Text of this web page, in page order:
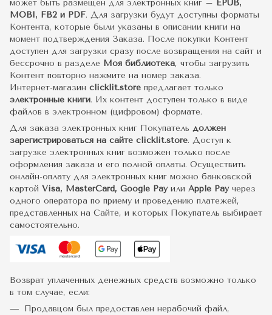
может быть размещен для электронных книг – EPUB,
MOBI, FB2 и PDF. Для загрузки будут доступны форматы
Контента, которые были указаны в описании книги на
момент подтверждения Заказа. После покупки Контент
доступен для загрузки сразу после возвращения на сайт и
бессрочно в разделе Моя библиотека, чтобы загрузить
Контент повторно нажмите на номер заказа.
Интернет-магазин clicklit.store предлагает только
электронные книги. Их контент доступен только в виде
файлов в электронном (цифровом) формате.
Для заказа электронных книг Покупатель должен
зарегистрироваться на сайте clicklit.store. Доступ к
загрузке электронных книг возможен только после
оформления заказа и его полной оплаты. Осуществить
онлайн-оплату для электронных книг можно банковской
картой Visa, MasterCard, Google Pay или Apple Payчерез
одного оператора по приему и проведению платежей,
представленных на Сайте, и которых Покупатель выбирает
самостоятельно.
Возврат уплаченных денежных средств возможно только
в том случае, если:
Продавцом был предоставлен нерабочий файл,